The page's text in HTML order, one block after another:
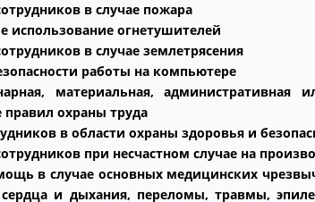
в случае пожара
использование огнетушителей
в случае землетрясения
работы на компьютере
материальная, административная
охраны труда
в области охраны здоровья и
при несчастном случае на
в случае основных медицинских
сердца и дыхания, переломы, травмы,